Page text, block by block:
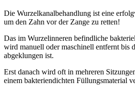
Die Wurzelkanalbehandlung ist eine
um den Zahn vor der Zange zu retten!
Das im Wurzelinneren befindliche
wird manuell oder maschinell entfernt bis
abgeklungen ist.
Erst danach wird oft in mehreren
einem bakteriendichten Füllungsmaterial